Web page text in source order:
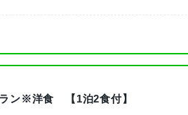
ン※洋食 【1泊2食付】